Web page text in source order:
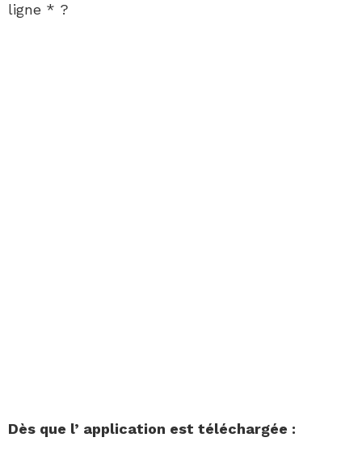
ligne * ?
Dès que l’ application est téléchargée :